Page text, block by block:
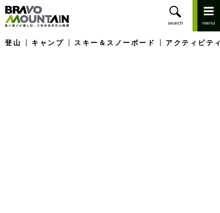
登山 キャンプ スキー＆スノーボード アクティビテ